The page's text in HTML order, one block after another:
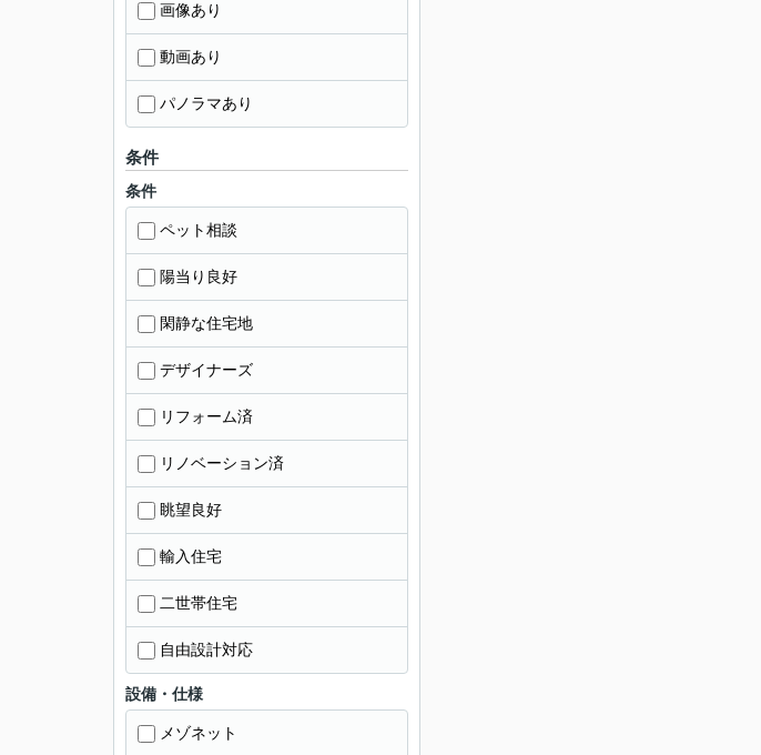
画像あり
動画あり
パノラマあり
条件
条件
ペット相談
陽当り良好
閑静な住宅地
デザイナーズ
リフォーム済
リノベーション済
眺望良好
輸入住宅
二世帯住宅
自由設計対応
設備・仕様
メゾネット